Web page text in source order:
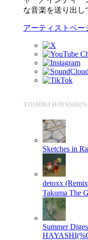
な音楽を送り出し
アーティストペー
TOSHIKI
Sketches in
detoxx
Takuma The
Summer